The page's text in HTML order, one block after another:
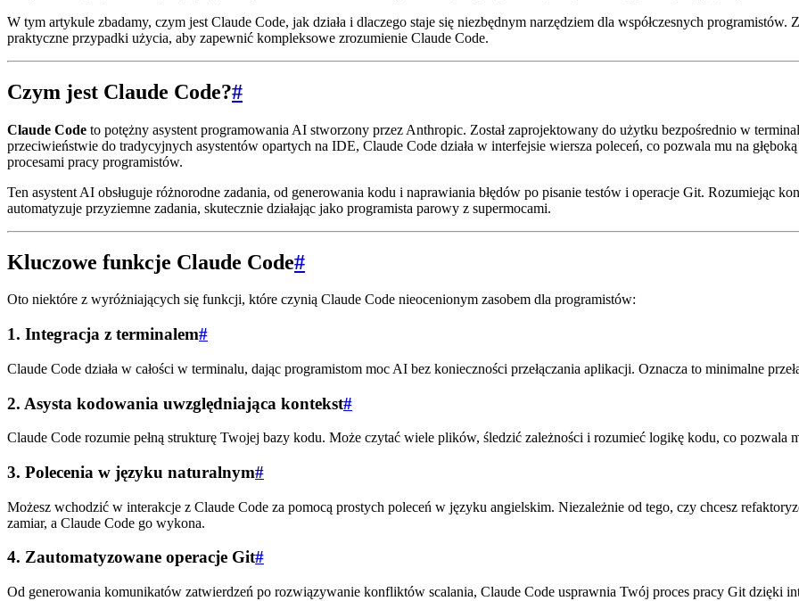
W tym artykule zbadamy, czym jest Claude Code, jak działa i dlaczego staje się niezbędnym narzędziem dla współczesnych
praktyczne przypadki użycia, aby zapewnić kompleksowe zrozumienie Claude Code.
Czym jest Claude Code?#
Claude Code to potężny asystent programowania AI stworzony przez Anthropic. Został zaprojektowany do użytku bezpośrednio w
przeciwieństwie do tradycyjnych asystentów opartych na IDE, Claude Code działa w interfejsie wiersza poleceń, co pozwala mu na
procesami pracy programistów.
Ten asystent AI obsługuje różnorodne zadania, od generowania kodu i naprawiania błędów po pisanie testów i operacje Git. Rozumiejąc
automatyzuje przyziemne zadania, skutecznie działając jako programista parowy z supermocami.
Kluczowe funkcje Claude Code#
Oto niektóre z wyróżniających się funkcji, które czynią Claude Code nieocenionym zasobem dla programistów:
1. Integracja z terminalem#
Claude Code działa w całości w terminalu, dając programistom moc AI bez konieczności przełączania aplikacji. Oznacza to minimalne
2. Asysta kodowania uwzględniająca kontekst#
Claude Code rozumie pełną strukturę Twojej bazy kodu. Może czytać wiele plików, śledzić zależności i rozumieć logikę kodu, co pozwala
3. Polecenia w języku naturalnym#
Możesz wchodzić w interakcje z Claude Code za pomocą prostych poleceń w języku angielskim. Niezależnie od tego, czy chcesz
zamiar, a Claude Code go wykona.
4. Zautomatyzowane operacje Git#
Od generowania komunikatów zatwierdzeń po rozwiązywanie konfliktów scalania, Claude Code usprawnia Twój proces pracy Git dzięki